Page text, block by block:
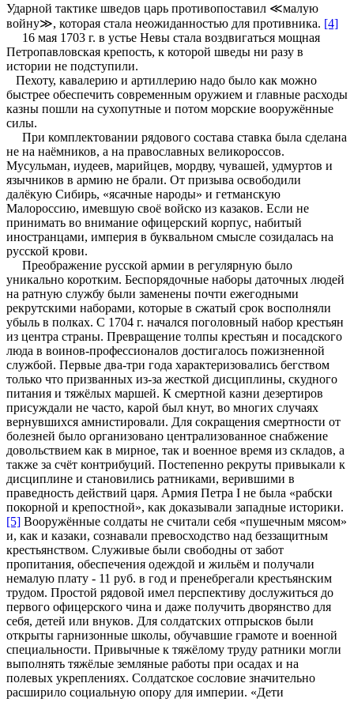
Ударной тактике шведов царь противопоставил ≪малую
войну≫, которая стала неожиданностью для противника. [4]
16 мая 1703 г. в устье Невы стала воздвигаться мощная
Петропавловская крепость, к которой шведы ни разу в
истории не подступили.
Пехоту, кавалерию и артиллерию надо было как можно
быстрее обеспечить современным оружием и главные расходы
казны пошли на сухопутные и потом морские вооружённые
силы.
При комплектовании рядового состава ставка была сделана
не на наёмников, а на православных великороссов.
Мусульман, иудеев, марийцев, мордву, чувашей, удмуртов и
язычников в армию не брали. От призыва освободили
далёкую Сибирь, «ясачные народы» и гетманскую
Малороссию, имевшую своё войско из казаков. Если не
принимать во внимание офицерский корпус, набитый
иностранцами, империя в буквальном смысле созидалась на
русской крови.
Преображение русской армии в регулярную было
уникально коротким. Беспорядочные наборы даточных людей
на ратную службу были заменены почти ежегодными
рекрутскими наборами, которые в сжатый срок восполняли
убыль в полках. С 1704 г. начался поголовный набор крестьян
из центра страны. Превращение толпы крестьян и посадского
люда в воинов-профессионалов достигалось пожизненной
службой. Первые два-три года характеризовались бегством
только что призванных из-за жесткой дисциплины, скудного
питания и тяжёлых маршей. К смертной казни дезертиров
присуждали не часто, карой был кнут, во многих случаях
вернувшихся амнистировали. Для сокращения смертности от
болезней было организовано централизованное снабжение
довольствием как в мирное, так и военное время из складов, а
также за счёт контрибуций. Постепенно рекруты привыкали к
дисциплине и становились ратниками, верившими в
праведность действий царя. Армия Петра I не была «рабски
покорной и крепостной», как доказывали западные историки.
[5] Вооружённые солдаты не считали себя «пушечным мясом»
и, как и казаки, сознавали превосходство над беззащитным
крестьянством. Служивые были свободны от забот
пропитания, обеспечения одеждой и жильём и получали
немалую плату - 11 руб. в год и пренебрегали крестьянским
трудом. Простой рядовой имел перспективу дослужиться до
первого офицерского чина и даже получить дворянство для
себя, детей или внуков. Для солдатских отпрысков были
открыты гарнизонные школы, обучавшие грамоте и военной
специальности. Привычные к тяжёлому труду ратники могли
выполнять тяжёлые земляные работы при осадах и на
полевых укреплениях. Солдатское сословие значительно
расширило социальную опору для империи. «Дети